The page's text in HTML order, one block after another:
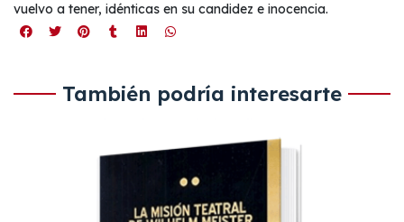
vuelvo a tener, idénticas en su candidez e inocencia.
También podría interesarte